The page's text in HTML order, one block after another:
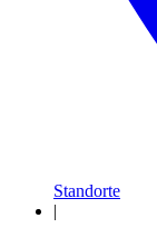
Standorte